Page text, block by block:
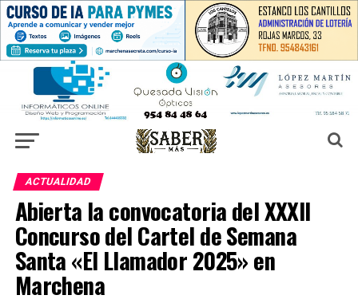
ACTUALIDAD
Abierta la convocatoria del XXXII
Concurso del Cartel de Semana
Santa «El Llamador 2025» en
Marchena